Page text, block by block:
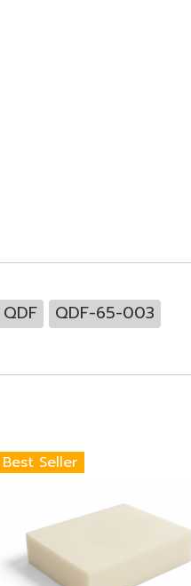
QDF QDF-65-003
Best Seller